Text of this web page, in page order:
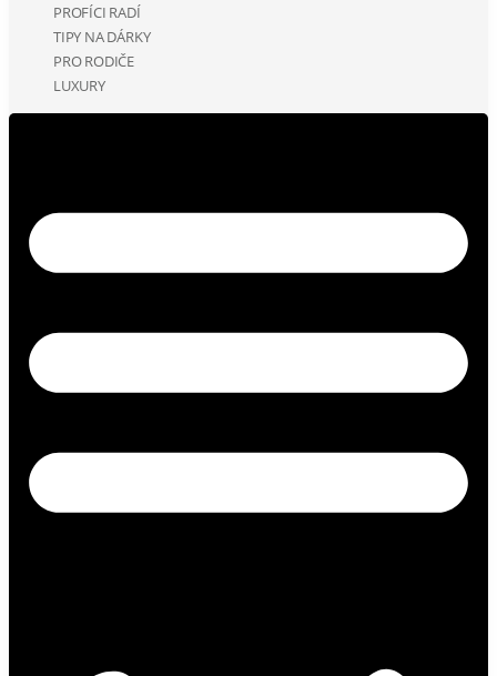
PROFÍCI RADÍ
TIPY NA DÁRKY
PRO RODIČE
LUXURY